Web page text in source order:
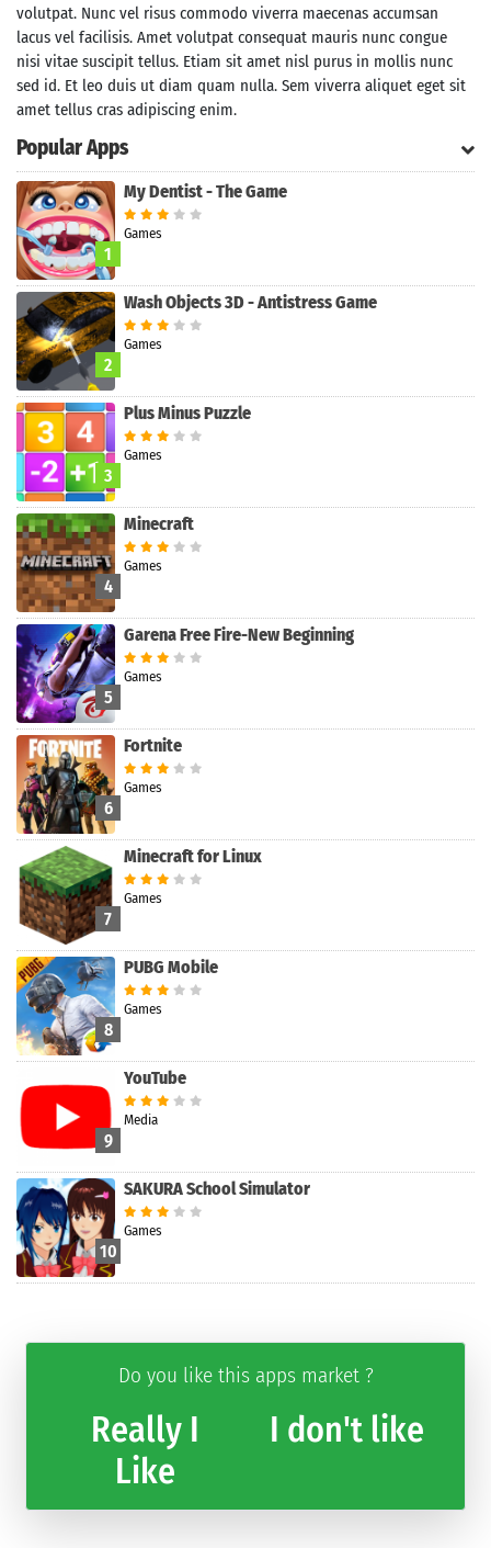
Search
volutpat. Nunc vel risus commodo viverra maecenas accumsan
lacus vel facilisis. Amet volutpat consequat mauris nunc congue
nisi vitae suscipit tellus. Etiam sit amet nisl purus in mollis nunc
sed id. Et leo duis ut diam quam nulla. Sem viverra aliquet eget sit
amet tellus cras adipiscing enim.
Popular Apps
1
My Dentist - The Game
Games
2
Wash Objects 3D - Antistress Game
Games
3
Plus Minus Puzzle
Games
4
Minecraft
Games
5
Garena Free Fire-New Beginning
Games
6
Fortnite
Games
7
Minecraft for Linux
Games
8
PUBG Mobile
Games
9
YouTube
Media
10
SAKURA School Simulator
Games
Do you like this apps market ?
Really I
Like
I don't like